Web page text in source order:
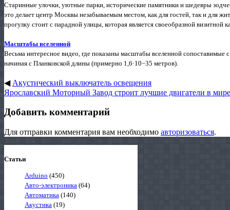
Старинные улочки, уютные парки, исторические памятники и шедевры
это делает центр Москвы незабываемым местом, как для гостей, так и для
прогулку стоит с парадной улицы, которая является своеобразной визитной
Масштабы вселенной
Весьма интересное видео, где показаны масштабы вселенной сопоставимые
начиная с Планковской длины (примерно 1,6·10−35 метров).
◀ Акустический выключатель освещения
Ярославский Моторный Завод строит лучшие двигатели в
Добавить комментарий
Для отправки комментария вам необходимо авторизоваться.
Статьи
Arduino (450)
Авто-электроника (64)
Автоматика (140)
Акустика (19)